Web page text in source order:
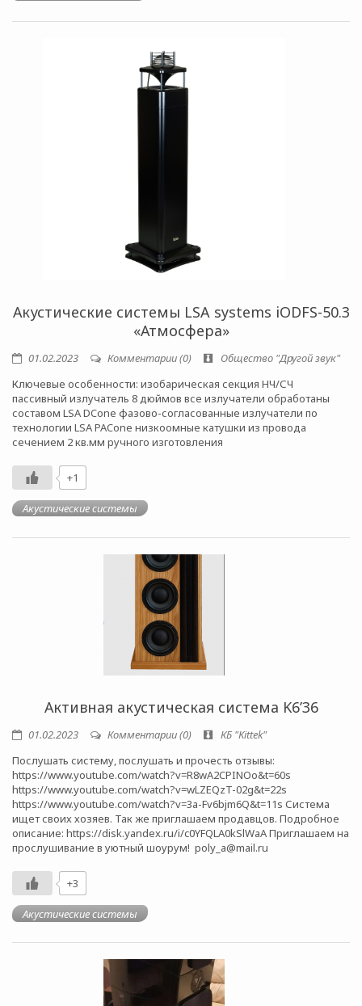
Акустические системы LSA systems iODFS-50.3
«Атмосфера»
01.02.2023 Комментарии (0)
Общество "Другой звук"
Ключевые особенности: изобарическая секция НЧ/СЧ
пассивный излучатель 8 дюймов все излучатели обработаны
составом LSA DCone фазово-согласованные излучатели по
технологии LSA PACone низкоомные катушки из провода
сечением 2 кв.мм ручного изготовления
+1
Акустические системы
Активная акустическая система K6’36
01.02.2023 Комментарии (0)
КБ "Kittek"
Послушать систему, послушать и прочесть отзывы:
https://www.youtube.com/watch?v=R8wA2CPINOo&t=60s
https://www.youtube.com/watch?v=wLZEQzT-02g&t=22s
https://www.youtube.com/watch?v=3a-Fv6bjm6Q&t=11s Система
ищет своих хозяев. Так же приглашаем продавцов. Подробное
описание: https://disk.yandex.ru/i/c0YFQLA0kSlWaA Приглашаем на
прослушивание в уютный шоурум! poly_a@mail.ru
+3
Акустические системы